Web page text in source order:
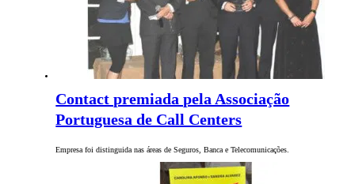
Contact premiada pela Associação
Portuguesa de Call Centers
Empresa foi distinguida nas áreas de Seguros, Banca e Telecomunicações.